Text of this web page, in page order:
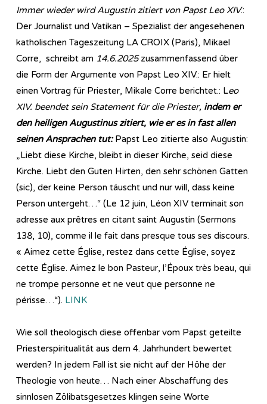
Immer wieder wird Augustin zitiert von Papst Leo XIV.:
Der Journalist und Vatikan – Spezialist der angesehenen
katholischen Tageszeitung LA CROIX (Paris), Mikael
Corre, schreibt am 14.6.2025zusammenfassend über
die Form der Argumente von Papst Leo XIV.: Er hielt
einen Vortrag für Priester, Mikale Corre berichtet.: Leo
XIV. beendet sein Statement für die Priester, indem er
den heiligen Augustinus zitiert, wie er es in fast allen
seinen Ansprachen tut:Papst Leo zitierte also Augustin:
„Liebt diese Kirche, bleibt in dieser Kirche, seid diese
Kirche. Liebt den Guten Hirten, den sehr schönen Gatten
(sic), der keine Person täuscht und nur will, dass keine
Person untergeht…“ (Le 12 juin, Léon XIV terminait son
adresse aux prêtres en citant saint Augustin (Sermons
138, 10), comme il le fait dans presque tous ses discours.
« Aimez cette Église, restez dans cette Église, soyez
cette Église. Aimez le bon Pasteur, l’Époux très beau, qui
ne trompe personne et ne veut que personne ne
périsse…“). LINK
Wie soll theologisch diese offenbar vom Papst geteilte
Priesterspiritualität aus dem 4. Jahrhundert bewertet
werden? In jedem Fall ist sie nicht auf der Höhe der
Theologie von heute… Nach einer Abschaffung des
sinnlosen Zölibatsgesetzes klingen seine Worte